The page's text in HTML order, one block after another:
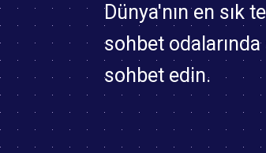
Dünya'nın en sık
sohbet
sohbet edin.